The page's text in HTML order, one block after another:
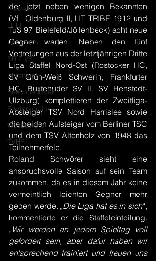
Freizeit
DHB
Vorbericht
SR Zn/S
Ehrenamt
Beachhandball
Förderverein
Wettbewerb
TVHB
der jetzt neben wenigen Bekannten
(VfL Oldenburg II, LIT TRIBE 1912 und
TuS 97 Bielefeld/Jöllenbeck) acht neue
Gegner warten. Neben den fünf
Vertretungen aus der letztjährigen Dritte
Liga Staffel Nord-Ost (Rostocker HC,
SV Grün-Weiß Schwerin, Frankfurter
HC, Buxtehuder SV II, SV Henstedt-
Ulzburg) komplettieren der Zweitliga-
Absteiger TSV Nord Harrislee sowie
die beiden Aufsteiger vom Berliner TSC
und dem TSV Altenholz von 1948 das
Teilnehmerfeld.
Roland Schwörer sieht eine
anspruchsvolle Saison auf sein Team
zukommen, da es in diesem Jahr keine
vermeintlich leichten Gegner mehr
geben werde. „Die Liga hat es in sich“,
kommentierte er die Staffeleinteilung.
„ Wir werden an jedem Spieltag voll
gefordert sein, aber dafür haben wir
entsprechend trainiert und freuen uns